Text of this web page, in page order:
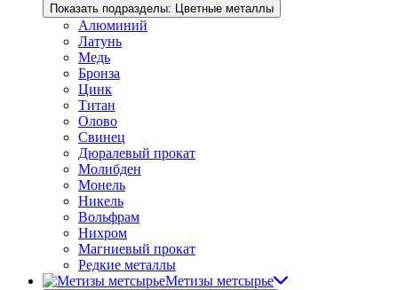
Показать подразделы: Цветные металлы
Алюминий
Латунь
Медь
Бронза
Цинк
Титан
Олово
Свинец
Дюралевый прокат
Молибден
Монель
Никель
Вольфрам
Нихром
Магниевый прокат
Редкие металлы
Метизы метсырье